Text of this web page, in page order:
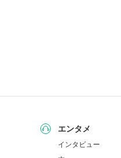
エンタメ
インタビュー